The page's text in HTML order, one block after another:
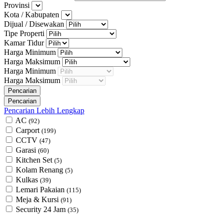
Provinsi
Kota / Kabupaten
Dijual / Disewakan
Tipe Properti
Kamar Tidur
Harga Minimum
Harga Maksimum
Harga Minimum
Harga Maksimum
Pencarian Lebih Lengkap
AC (92)
Carport (199)
CCTV (47)
Garasi (60)
Kitchen Set (5)
Kolam Renang (5)
Kulkas (39)
Lemari Pakaian (115)
Meja & Kursi (91)
Security 24 Jam (35)